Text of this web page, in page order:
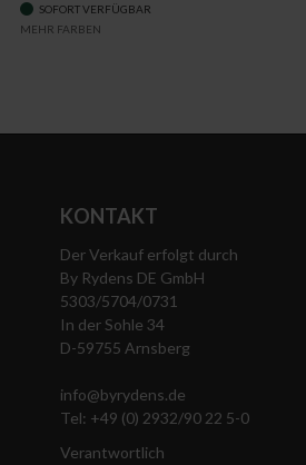
SOFORT VERFÜGBAR
MEHR FARBEN
KONTAKT
Der Verkauf erfolgt durch
By Rydens DE GmbH
5303/5704/0731
In der Sohle 34
D-59755 Arnsberg
info@byrydens.de
Tel: +49 (0) 2932/90 22 5-0
Verantwortlich